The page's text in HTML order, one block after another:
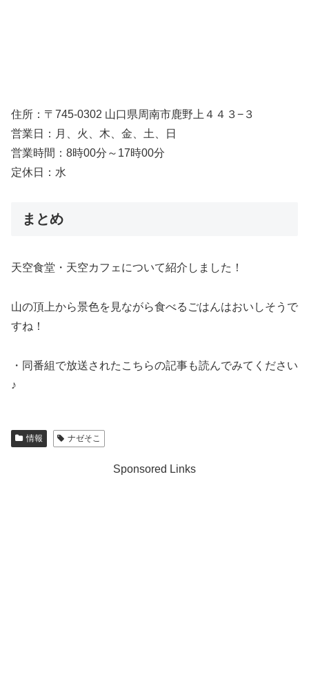
住所：〒745-0302 山口県周南市鹿野上４４３−３
営業日：月、火、木、金、土、日
営業時間：8時00分～17時00分
定休日：水
まとめ
天空食堂・天空カフェについて紹介しました！
山の頂上から景色を見ながら食べるごはんはおいしそうで
すね！
・同番組で放送されたこちらの記事も読んでみてください
♪
情報 ナゼそこ
Sponsored Links